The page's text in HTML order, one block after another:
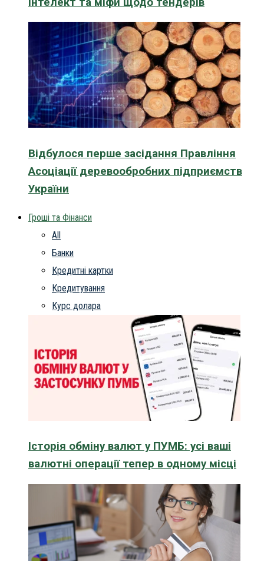
Відбулося перше засідання Правління
Асоціації деревообробних підприємств
України
Гроші та Фінанси
All
Банки
Кредитні картки
Кредитування
Курс долара
Історія обміну валют у ПУМБ: усі ваші
валютні операції тепер в одному місці